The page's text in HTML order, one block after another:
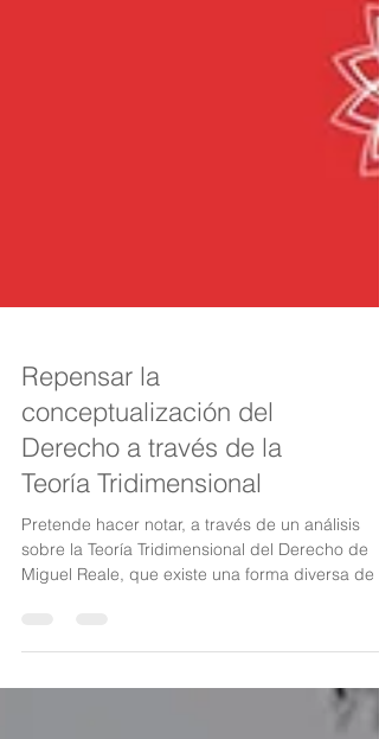
Repensar la
conceptualización del
Derecho a través de la
Teoría Tridimensional
Pretende hacer notar, a través de un análisis